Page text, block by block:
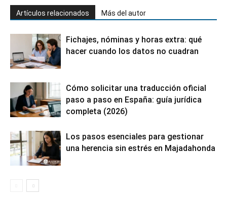
Artículos relacionados Más del autor
Fichajes, nóminas y horas extra: qué
hacer cuando los datos no cuadran
Cómo solicitar una traducción oficial
paso a paso en España: guía jurídica
completa (2026)
Los pasos esenciales para gestionar
una herencia sin estrés en Majadahonda